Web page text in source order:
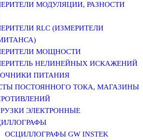
МОДУЛЯЦИИ, РАЗНОСТИ
RLC (ИЗМЕРИТЕЛИ
МОЩНОСТИ
НЕЛИНЕЙНЫХ ИСКАЖЕНИЙ
ПИТАНИЯ
ПОСТОЯННОГО ТОКА, МАГАЗИНЫ
ЭЛЕКТРОННЫЕ
ОСЦИЛЛОГРАФЫ GW INSTEK